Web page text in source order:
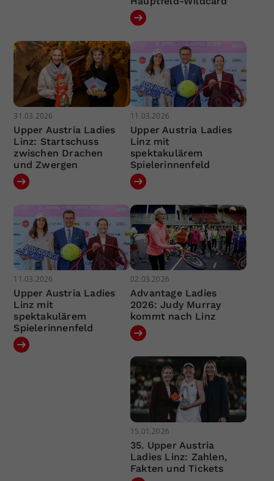
31.03.2026
Upper Austria Ladies
Linz: Startschuss
zwischen Drachen
und Zwergen
11.03.2026
Upper Austria Ladies
Linz mit
spektakulärem
Spielerinnenfeld
11.03.2026
Upper Austria Ladies
Linz mit
spektakulärem
Spielerinnenfeld
02.03.2026
Advantage Ladies
2026: Judy Murray
kommt nach Linz
15.01.2026
35. Upper Austria
Ladies Linz: Zahlen,
Fakten und Tickets